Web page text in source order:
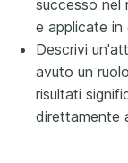
successo nel
e applicate in
Descrivi
avuto un
risultati
direttamente